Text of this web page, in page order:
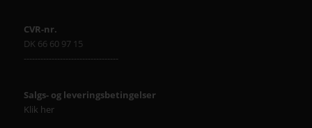
CVR-nr.
DK 66 60 97 15
----------------------------------
Salgs- og leveringsbetingelser
Klik her